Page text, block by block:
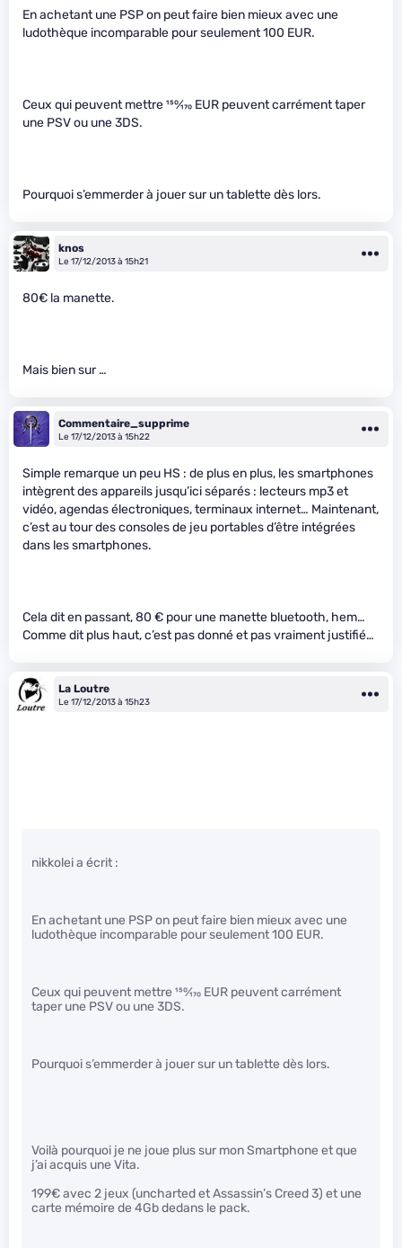
En achetant une PSP on peut faire bien mieux avec une
ludothèque incomparable pour seulement 100 EUR.
Ceux qui peuvent mettre150⁄170 EUR peuvent carrément taper
une PSV ou une 3DS.
Pourquoi s’emmerder à jouer sur un tablette dès lors.
knos
Le 17/12/2013 à 15h21
80€ la manette.
Mais bien sur …
Commentaire_supprime
Le 17/12/2013 à 15h22
Simple remarque un peu HS : de plus en plus, les smartphones
intègrent des appareils jusqu’ici séparés : lecteurs mp3 et
vidéo, agendas électroniques, terminaux internet… Maintenant,
c’est au tour des consoles de jeu portables d’être intégrées
dans les smartphones.
Cela dit en passant, 80 € pour une manette bluetooth, hem…
Comme dit plus haut, c’est pas donné et pas vraiment justifié…
La Loutre
Le 17/12/2013 à 15h23
nikkolei a écrit :
En achetant une PSP on peut faire bien mieux avec une
ludothèque incomparable pour seulement 100 EUR.
Ceux qui peuvent mettre 150⁄170 EUR peuvent carrément
taper une PSV ou une 3DS.
Pourquoi s’emmerder à jouer sur un tablette dès lors.
Voilà pourquoi je ne joue plus sur mon Smartphone et que
j’ai acquis une Vita.
199€ avec 2 jeux (uncharted et Assassin’s Creed 3) et une
carte mémoire de 4Gb dedans le pack.